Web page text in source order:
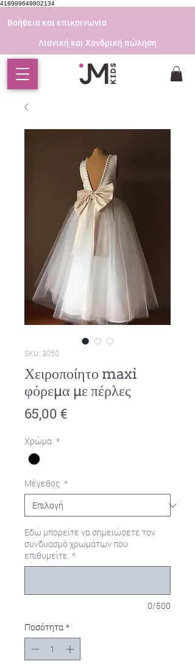
418999649802134
Βοήθεια και επικοινωνία
Λιανική και Χονδρική πώληση
SKU: 3050
Χειροποίητο maxi
φόρεμα με πέρλες
65,00 €Τιμή
Χρώμα *
Μέγεθος *
Εδώ μπορείτε να σημειώσετε τον
συνδυασμό χρωμάτων που
επιθυμείτε. *
0/500
Ποσότητα *